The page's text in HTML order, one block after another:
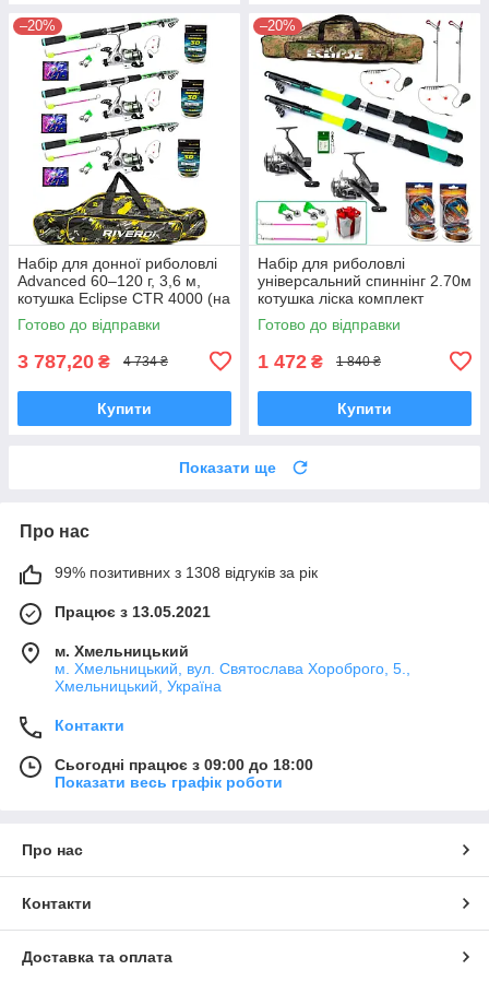
–20%
Набір для донної риболовлі
Advanced 60–120 г, 3,6 м,
котушка Eclipse CTR 4000 (на
3 вудилища)
Готово до відправки
3 787,20 ₴ 4 734 ₴
Купити
–20%
Набір для риболовлі
універсальний спиннінг 2.70м
котушка ліска комплект
готовий на 2 вудилища
Готово до відправки
1 472 ₴ 1 840 ₴
Купити
Показати ще
Про нас
99% позитивних з 1308 відгуків за рік
Працює з 13.05.2021
м. Хмельницький
м. Хмельницький, вул. Святослава Хороброго, 5.,
Хмельницький, Україна
Контакти
Сьогодні працює з 09:00 до 18:00
Показати весь графік роботи
Про нас
Контакти
Доставка та оплата